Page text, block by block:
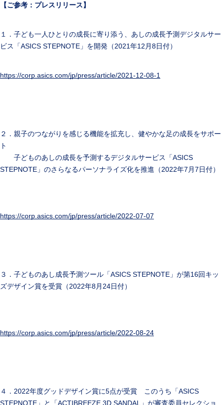
【ご参考：プレスリリース】
１．子ども一人ひとりの成長に寄り添う、あしの成長予測デジタルサー
ビス「ASICS STEPNOTE」を開発（2021年12月8日付）
https://corp.asics.com/jp/press/article/2021-12-08-1
２．親子のつながりを感じる機能を拡充し、健やかな足の成長をサポー
ト
子どものあしの成長を予測するデジタルサービス「ASICS
STEPNOTE」のさらなるパーソナライズ化を推進（2022年7月7日付）
https://corp.asics.com/jp/press/article/2022-07-07
３．子どものあし成長予測ツール「ASICS STEPNOTE」が第16回キッ
ズデザイン賞を受賞（2022年8月24日付）
https://corp.asics.com/jp/press/article/2022-08-24
４．2022年度グッドデザイン賞に5点が受賞 このうち「ASICS
STEPNOTE」と「ACTIBREEZE 3D SANDAL」が審査委員セレクショ